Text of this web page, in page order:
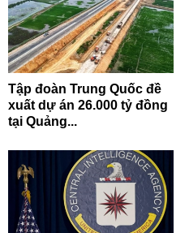
Tập đoàn Trung Quốc đề
xuất dự án 26.000 tỷ đồng
tại Quảng...